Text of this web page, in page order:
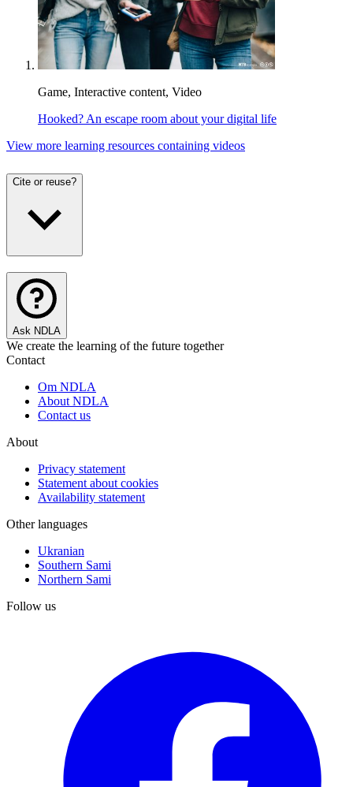
Game, Interactive content, Video
Hooked? An escape room about your digital life
View more learning resources containing videos
Cite or reuse?
Ask NDLA
We create the learning of the future together
Contact
Om NDLA
About NDLA
Contact us
About
Privacy statement
Statement about cookies
Availability statement
Other languages
Ukranian
Southern Sami
Northern Sami
Follow us